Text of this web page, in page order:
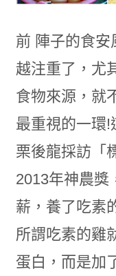
前 陣子的食安
越注重了，尤
食物來源，就
最重視的一環!
栗後龍採訪「
2013年神農獎
薪，養了吃素
所謂吃素的雞
蛋白，而是加